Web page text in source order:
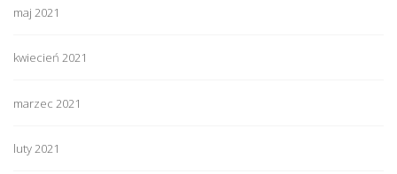
maj 2021
kwiecień 2021
marzec 2021
luty 2021